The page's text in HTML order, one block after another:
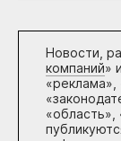
Новости,
компаний»
«реклама»,
«область»,